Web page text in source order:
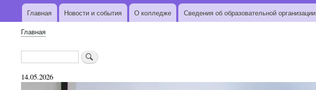
Основная
навигация
Главная Новости и события О колледже Сведения об образовательной организации
Строка
навигации
Главная
Поиск
14.05.2026